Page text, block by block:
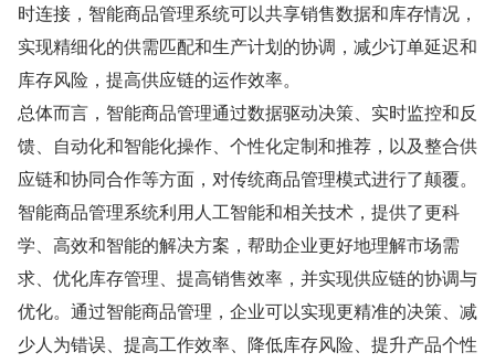
时连接，智能商品管理系统可以共享销售数据和库存情况，
实现精细化的供需匹配和生产计划的协调，减少订单延迟和
库存风险，提高供应链的运作效率。
总体而言，智能商品管理通过数据驱动决策、实时监控和反
馈、自动化和智能化操作、个性化定制和推荐，以及整合供
应链和协同合作等方面，对传统商品管理模式进行了颠覆。
智能商品管理系统利用人工智能和相关技术，提供了更科
学、高效和智能的解决方案，帮助企业更好地理解市场需
求、优化库存管理、提高销售效率，并实现供应链的协调与
优化。通过智能商品管理，企业可以实现更精准的决策、减
少人为错误、提高工作效率、降低库存风险、提升产品个性